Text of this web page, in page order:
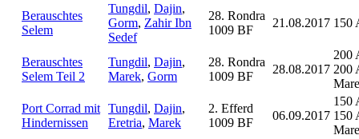
Berauschtes
Selem
Tungdil, Dajin,
Gorm, Zahir Ibn
Sedef
28. Rondra
1009 BF
21.08.2017 150
Berauschtes
Selem Teil 2
Tungdil, Dajin,
Marek, Gorm
28. Rondra
1009 BF
28.08.2017
200
200
Port Corrad mit
Hindernissen
Tungdil, Dajin,
Eretria, Marek
2. Efferd
1009 BF
06.09.2017
150
150